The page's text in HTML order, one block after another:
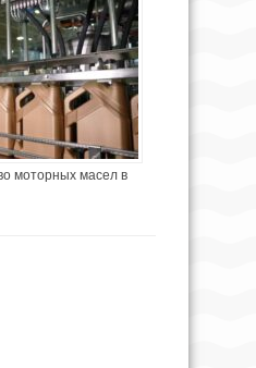
моторных масел в